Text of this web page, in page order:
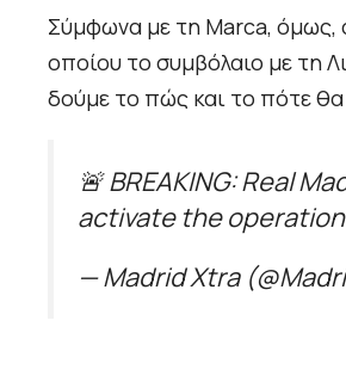
Σύμφωνα με τη Marca, όμως,
οποίου το συμβόλαιο με τη
δούμε το πώς και το πότε
🚨 BREAKING: Real
activate the
— Madrid Xtra